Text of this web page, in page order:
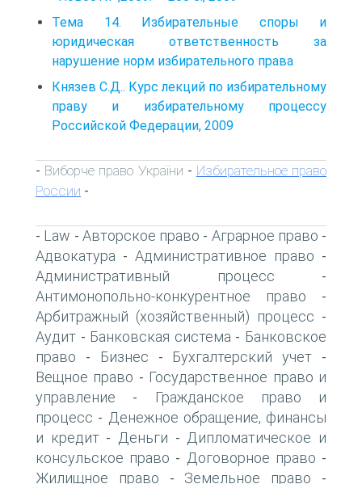
Тема 14. Избирательные споры и
юридическая ответственность за
нарушение норм избирательного права
Князев С.Д.. Курс лекций по избирательному
праву и избирательному процессу
Российской Федерации, 2009
- Виборче право України - Избирательное право
России -
- Law - Авторское право - Аграрное право -
Адвокатура - Административное право -
Административный процесс -
Антимонопольно-конкурентное право -
Арбитражный (хозяйственный) процесс -
Аудит - Банковская система - Банковское
право - Бизнес - Бухгалтерский учет -
Вещное право - Государственное право и
управление -
Гражданское право и
процесс - Денежное обращение, финансы
и кредит- Деньги - Дипломатическое и
консульское право - Договорное право -
Жилищное право - Земельное право -